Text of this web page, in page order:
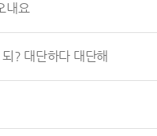
내요
? 대단하다 대단해